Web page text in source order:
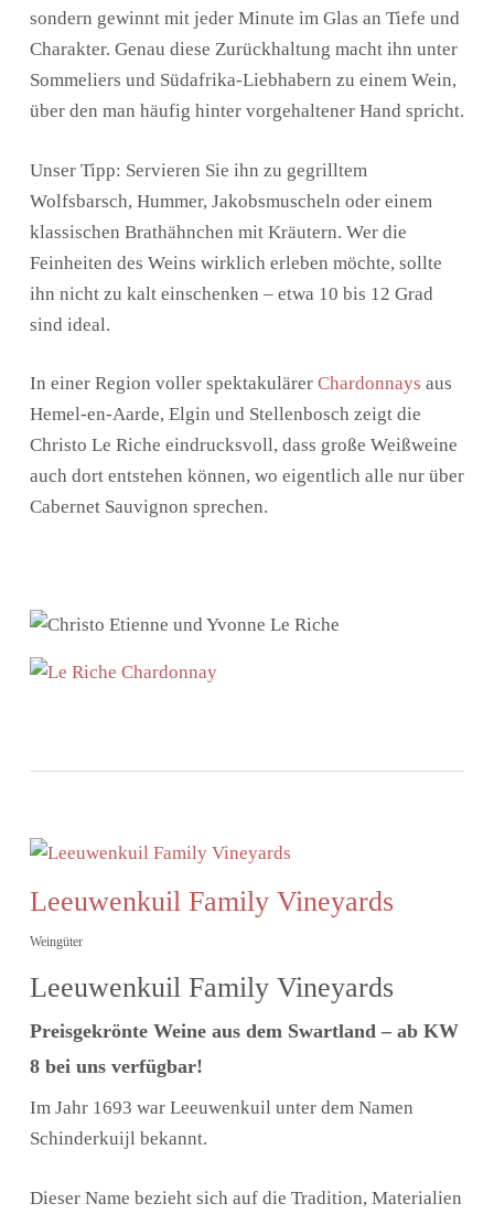
sondern gewinnt mit jeder Minute im Glas an Tiefe und
Charakter. Genau diese Zurückhaltung macht ihn unter
Sommeliers und Südafrika-Liebhabern zu einem Wein,
über den man häufig hinter vorgehaltener Hand spricht.
Unser Tipp: Servieren Sie ihn zu gegrilltem
Wolfsbarsch, Hummer, Jakobsmuscheln oder einem
klassischen Brathähnchen mit Kräutern. Wer die
Feinheiten des Weins wirklich erleben möchte, sollte
ihn nicht zu kalt einschenken – etwa 10 bis 12 Grad
sind ideal.
In einer Region voller spektakulärer Chardonnays aus
Hemel-en-Aarde, Elgin und Stellenbosch zeigt die
Christo Le Riche eindrucksvoll, dass große Weißweine
auch dort entstehen können, wo eigentlich alle nur über
Cabernet Sauvignon sprechen.
Leeuwenkuil Family Vineyards
Weingüter
Leeuwenkuil Family Vineyards
Preisgekrönte Weine aus dem Swartland – ab KW
8 bei uns verfügbar!
Im Jahr 1693 war Leeuwenkuil unter dem Namen
Schinderkuijl bekannt.
Dieser Name bezieht sich auf die Tradition, Materialien